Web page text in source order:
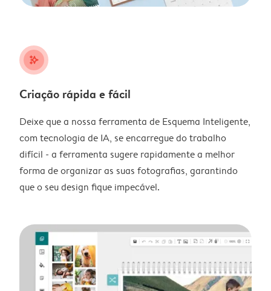
stars_plus
Criação rápida e fácil
Deixe que a nossa ferramenta de Esquema Inteligente,
com tecnologia de IA, se encarregue do trabalho
difícil - a ferramenta sugere rapidamente a melhor
forma de organizar as suas fotografias, garantindo
que o seu design fique impecável.